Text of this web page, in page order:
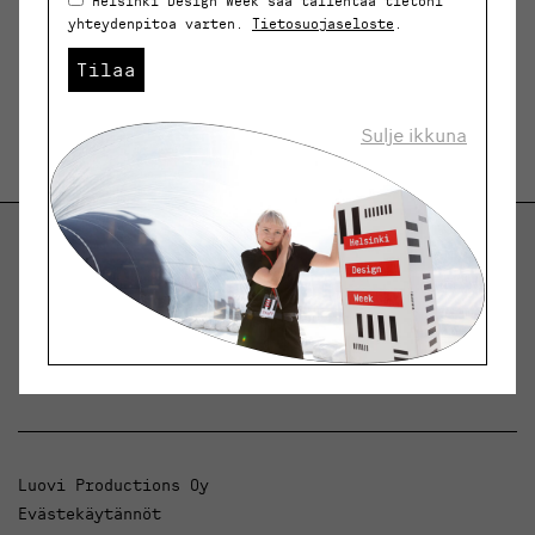
Helsinki Design Weekly.
Keskustelua, uutisia ja ilmiöitä muotoilusta ja
arkkitehtuurista.
Luovi Productions Oy
Evästekäytännöt
yhteydenpitoa varten. Tietosuojaseloste
Tilaa
Sulje ikkuna